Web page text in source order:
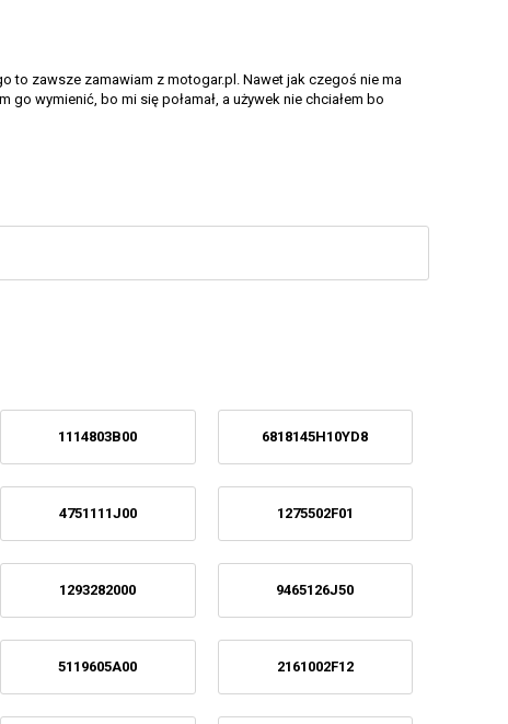
to zawsze zamawiam z motogar.pl. Nawet jak czegoś nie ma
wymienić, bo mi się połamał, a używek nie chciałem bo
1114803B00 6818145H10YD8
4751111J00 1275502F01
1293282000 9465126J50
5119605A00 2161002F12